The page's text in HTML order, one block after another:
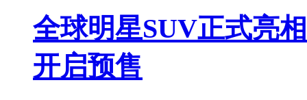
全球明星SUV正式亮
开启预售